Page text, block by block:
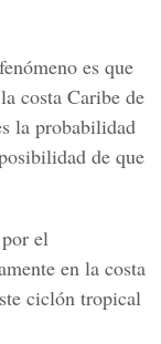
es que
costa Caribe de
la probabilidad
de que
el
en la costa
ciclón tropical